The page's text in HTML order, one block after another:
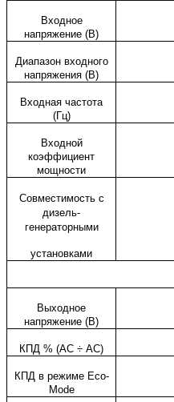
Входное
напряжение (В)
Диапазон входного
напряжения (В)
Входная частота
(Гц)
Входной
коэффициент
мощности
Совместимость с
дизель-
генераторными
установками
Выходное
напряжение (В)
КПД % (AC ÷ AC)
КПД в режиме Eco-
Mode